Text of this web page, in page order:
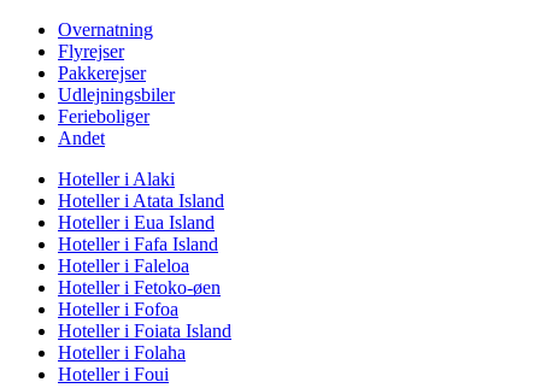
Overnatning
Flyrejser
Pakkerejser
Udlejningsbiler
Ferieboliger
Andet
Hoteller i Alaki
Hoteller i Atata Island
Hoteller i Eua Island
Hoteller i Fafa Island
Hoteller i Faleloa
Hoteller i Fetoko-øen
Hoteller i Fofoa
Hoteller i Foiata Island
Hoteller i Folaha
Hoteller i Foui